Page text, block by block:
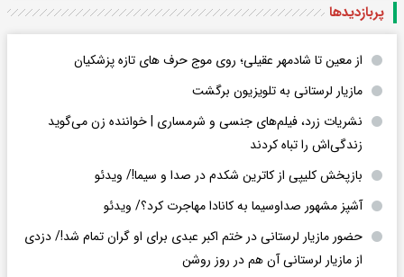
پربازدید‌ها
از معین تا شادمهر عقیلی؛ روی موج حرف های تازه پزشکیان
مازیار لرستانی به تلویزیون برگشت
نشریات زرد، فیلم‌های جنسی و شرمساری | خواننده زن می‌گوید
زندگی‌اش را تباه کردند
بازپخش کلیپی از کاترین شکدم در صدا و سیما!/ ویدئو
آشپز مشهور صداوسیما به کانادا مهاجرت کرد؟/ ویدئو
حضور مازیار لرستانی در ختم اکبر عبدی برای او گران تمام شد!/ دزدی
از مازیار لرستانی آن هم در روز روشن